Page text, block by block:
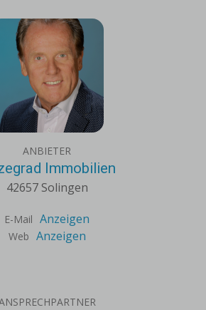
ANBIETER
Immobilien
42657 Solingen
E-Mail Anzeigen
Web Anzeigen